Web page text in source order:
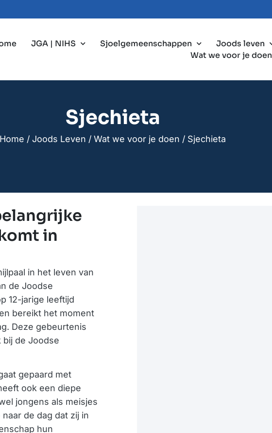
JGA | NIHS Sjoelgemeenschappen
Joods leven
Wat we voor je doen
Sjechieta
Home / Joods Leven / Wat we voor je doen / Sjechieta
in
in het leven van
de Joodse
12-jarige leeftijd
bereikt het moment
Deze gebeurtenis
bij de Joodse
gepaard met
ook een diepe
jongens als meisjes
de dag dat zij in
hun